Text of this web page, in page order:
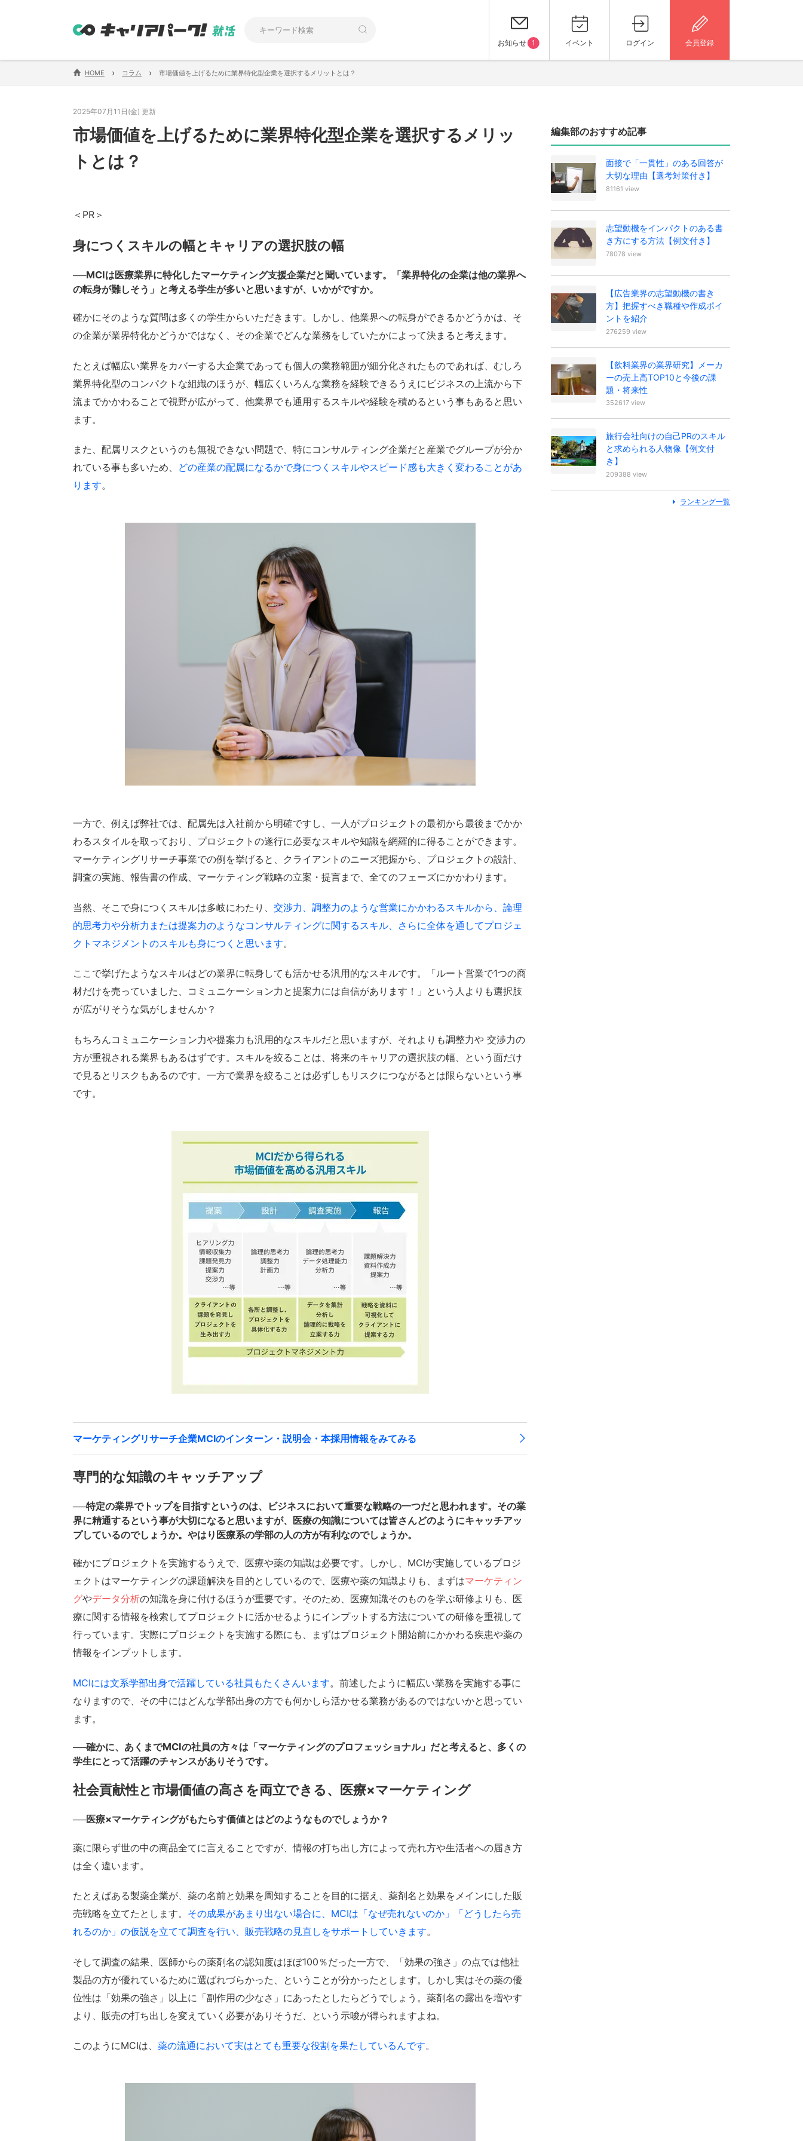
お知らせ 1 イベント ログイン 会員登録
HOME › コラム › 市場価値を上げるために業界特化型企業を選択するメリットとは？
2025年07月11日(金) 更新
市場価値を上げるために業界特化型企業を選択するメリッ
トとは？
＜PR＞
身につくスキルの幅とキャリアの選択肢の幅
──MCIは医療業界に特化したマーケティング支援企業だと聞いています。「業界特化の企業は他の業界へ
の転身が難しそう」と考える学生が多いと思いますが、いかがですか。
確かにそのような質問は多くの学生からいただきます。しかし、他業界への転身ができるかどうかは、そ
の企業が業界特化かどうかではなく、その企業でどんな業務をしていたかによって決まると考えます。
たとえば幅広い業界をカバーする大企業であっても個人の業務範囲が細分化されたものであれば、むしろ
業界特化型のコンパクトな組織のほうが、幅広くいろんな業務を経験できるうえにビジネスの上流から下
流までかかわることで視野が広がって、他業界でも通用するスキルや経験を積めるという事もあると思い
ます。
また、配属リスクというのも無視できない問題で、特にコンサルティング企業だと産業でグループが分か
れている事も多いため、 どの産業の配属になるかで身につくスキルやスピード感も大きく変わることがあ
ります。
一方で、例えば弊社では、配属先は入社前から明確ですし、一人がプロジェクトの最初から最後までかか
わるスタイルを取っており、プロジェクトの遂行に必要なスキルや知識を網羅的に得ることができます。
マーケティングリサーチ事業での例を挙げると、クライアントのニーズ把握から、プロジェクトの設計、
調査の実施、報告書の作成、マーケティング戦略の立案・提言まで、全てのフェーズにかかわります。
当然、そこで身につくスキルは多岐にわたり、 交渉力、調整力のような営業にかかわるスキルから、論理
的思考力や分析力または提案力のようなコンサルティングに関するスキル、さらに全体を通してプロジェ
クトマネジメントのスキルも身につくと思います。
ここで挙げたようなスキルはどの業界に転身しても活かせる汎用的なスキルです。「ルート営業で1つの商
材だけを売っていました、コミュニケーション力と提案力には自信があります！」という人よりも選択肢
が広がりそうな気がしませんか？
もちろんコミュニケーション力や提案力も汎用的なスキルだと思いますが、それよりも調整力や 交渉力の
方が重視される業界もあるはずです。スキルを絞ることは、将来のキャリアの選択肢の幅、という面だけ
で見るとリスクもあるのです。一方で業界を絞ることは必ずしもリスクにつながるとは限らないという事
です。
マーケティングリサーチ企業MCIのインターン・説明会・本採用情報をみてみる
専門的な知識のキャッチアップ
──特定の業界でトップを目指すというのは、ビジネスにおいて重要な戦略の一つだと思われます。その業
界に精通するという事が大切になると思いますが、医療の知識については皆さんどのようにキャッチアッ
プしているのでしょうか。やはり医療系の学部の人の方が有利なのでしょうか。
確かにプロジェクトを実施するうえで、医療や薬の知識は必要です。しかし、MCIが実施しているプロジ
ェクトはマーケティングの課題解決を目的としているので、医療や薬の知識よりも、まずはマーケティン
グやデータ分析の知識を身に付けるほうが重要です。そのため、医療知識そのものを学ぶ研修よりも、医
療に関する情報を検索してプロジェクトに活かせるようにインプットする方法についての研修を重視して
行っています。実際にプロジェクトを実施する際にも、まずはプロジェクト開始前にかかわる疾患や薬の
情報をインプットします。
MCIには文系学部出身で活躍している社員もたくさんいます。前述したように幅広い業務を実施する事に
なりますので、その中にはどんな学部出身の方でも何かしら活かせる業務があるのではないかと思ってい
ます。
──確かに、あくまでMCIの社員の方々は「マーケティングのプロフェッショナル」だと考えると、多くの
学生にとって活躍のチャンスがありそうです。
社会貢献性と市場価値の高さを両立できる、医療×マーケティング
──医療×マーケティングがもたらす価値とはどのようなものでしょうか？
薬に限らず世の中の商品全てに言えることですが、情報の打ち出し方によって売れ方や生活者への届き方
は全く違います。
たとえばある製薬企業が、薬の名前と効果を周知することを目的に据え、薬剤名と効果をメインにした販
売戦略を立てたとします。 その成果があまり出ない場合に、MCIは「なぜ売れないのか」「どうしたら売
れるのか」の仮説を立てて調査を行い、販売戦略の見直しをサポートしていきます。
そして調査の結果、医師からの薬剤名の認知度はほぼ100％だった一方で、「効果の強さ」の点では他社
製品の方が優れているために選ばれづらかった、ということが分かったとします。しかし実はその薬の優
位性は「効果の強さ」以上に「副作用の少なさ」にあったとしたらどうでしょう。薬剤名の露出を増やす
より、販売の打ち出しを変えていく必要がありそうだ、という示唆が得られますよね。
このようにMCIは、 薬の流通において実はとても重要な役割を果たしているんです。
編集部のおすすめ記事
面接で「一貫性」のある回答が
大切な理由【選考対策付き】
81161 view
志望動機をインパクトのある書
き方にする方法【例文付き】
78078 view
【広告業界の志望動機の書き
方】把握すべき職種や作成ポイ
ントを紹介
276259 view
【飲料業界の業界研究】メーカ
ーの売上高TOP10と今後の課
題・将来性
352617 view
旅行会社向けの自己PRのスキル
と求められる人物像【例文付
き】
209388 view
ランキング一覧